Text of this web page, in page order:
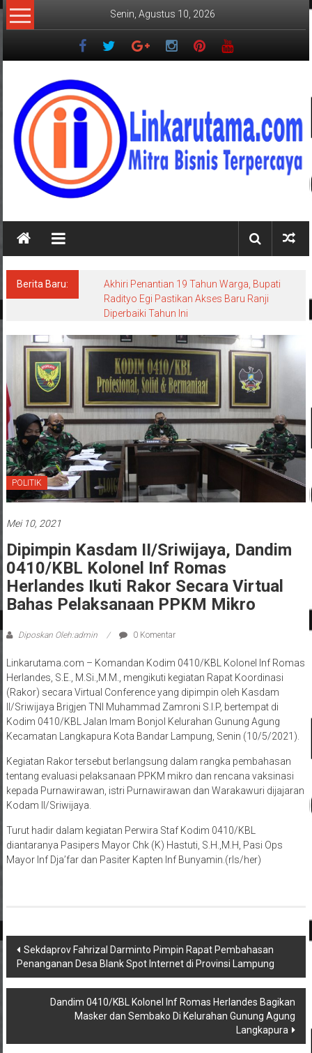
Lompat
ke
Senin, Agustus 10, 2026
LINKARUTAMA.COM
Mitra
Terpercaya
Berita Baru:
Akhiri Penantian 19 Tahun Warga, Bupati
Radityo Egi Pastikan Akses Baru Ranji
Diperbaiki Tahun Ini
POLITIK
Mei 10, 2021
Dipimpin Kasdam II/Sriwijaya, Dandim
0410/KBL Kolonel Inf Romas
Herlandes Ikuti Rakor Secara Virtual
Bahas Pelaksanaan PPKM Mikro
Diposkan Oleh:admin 0 Komentar
Linkarutama.com – Komandan Kodim 0410/KBL Kolonel Inf Romas
Herlandes, S.E., M.Si.,M.M., mengikuti kegiatan Rapat Koordinasi
(Rakor) secara Virtual Conference yang dipimpin oleh Kasdam
II/Sriwijaya Brigjen TNI Muhammad Zamroni S.I.P, bertempat di
Kodim 0410/KBL Jalan Imam Bonjol Kelurahan Gunung Agung
Kecamatan Langkapura Kota Bandar Lampung, Senin (10/5/2021).
Kegiatan Rakor tersebut berlangsung dalam rangka pembahasan
tentang evaluasi pelaksanaan PPKM mikro dan rencana vaksinasi
kepada Purnawirawan, istri Purnawirawan dan Warakawuri dijajaran
Kodam II/Sriwijaya.
Turut hadir dalam kegiatan Perwira Staf Kodim 0410/KBL
diantaranya Pasipers Mayor Chk (K) Hastuti, S.H.,M.H, Pasi Ops
Mayor Inf Dja’far dan Pasiter Kapten Inf Bunyamin.(rls/her)
Navigasi
pos
Sekdaprov Fahrizal Darminto Pimpin Rapat Pembahasan
Penanganan Desa Blank Spot Internet di Provinsi Lampung
Dandim 0410/KBL Kolonel Inf Romas Herlandes Bagikan
Masker dan Sembako Di Kelurahan Gunung Agung
Langkapura